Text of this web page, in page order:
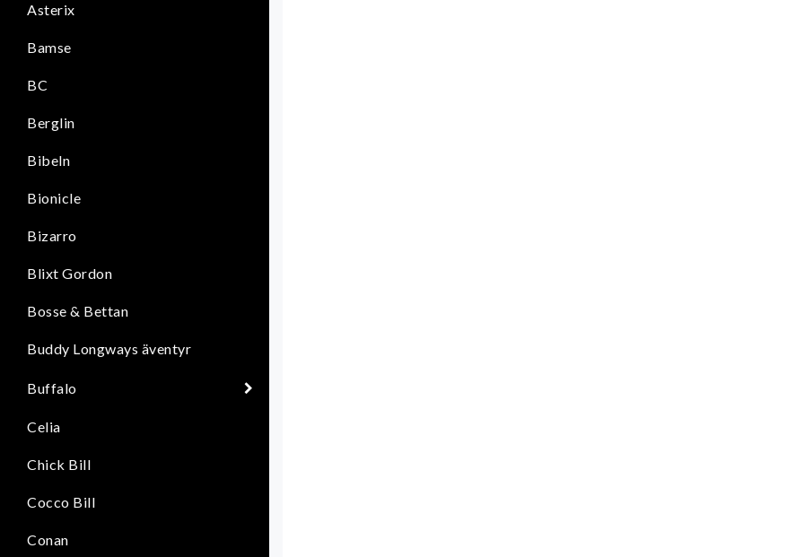
Asterix
Bamse
BC
Berglin
Bibeln
Bionicle
Bizarro
Blixt Gordon
Bosse & Bettan
Buddy Longways äventyr
Buffalo
Celia
Chick Bill
Cocco Bill
Conan